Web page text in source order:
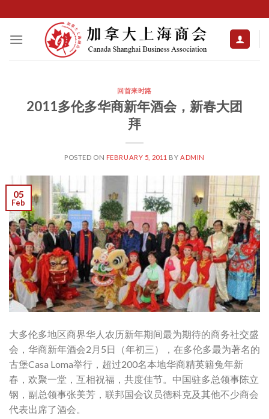
to
content
回首来时路
2011多伦多华商新年酒会，新春大团
拜
POSTED ON FEBRUARY 5, 2011 BY ADMIN
05
Feb
大多伦多地区商界华人农历新年期间最为期待的商务社交盛
会，华商新年酒会2月5日（年初三），在多伦多最为著名的
古堡Casa Loma举行，超过200名本地华商精英籍兔年新
春，欢聚一堂，互相祝福，共度佳节。中国驻多总领事陈立
钢，副总领事张美芳，联邦国会议员德科克及其他不少商会
代表出席了酒会。